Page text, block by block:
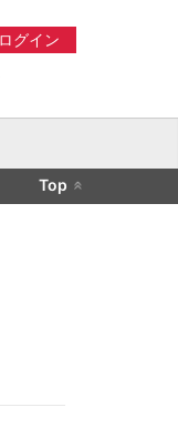
グイン
Top